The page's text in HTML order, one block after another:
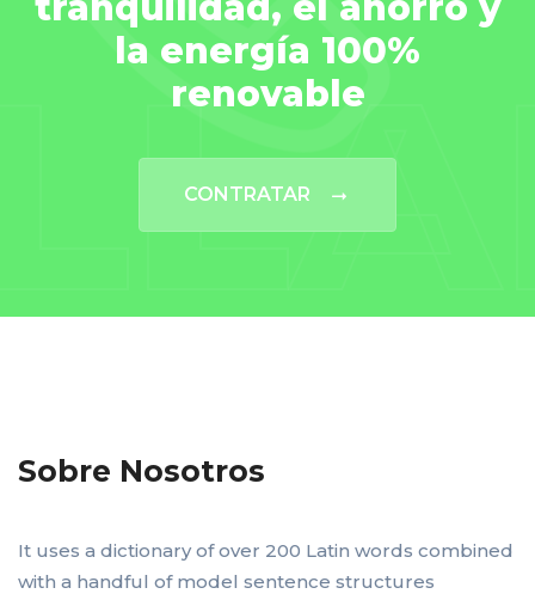
la energía 100%
renovable
CONTRATAR
Sobre Nosotros
It uses a dictionary of over 200 Latin words combined
with a handful of model sentence structures